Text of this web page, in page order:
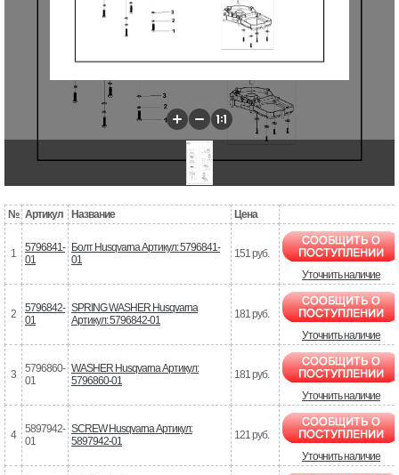
№ Артикул Название Цена
1
5796841-
01
Болт Husqvarna Артикул: 5796841-
01
151 руб.
Уточнить наличие
2
5796842-
01
SPRING WASHER Husqvarna
Артикул: 5796842-01
181 руб.
Уточнить наличие
3
5796860-
01
WASHER Husqvarna Артикул:
5796860-01
181 руб.
Уточнить наличие
4
5897942-
01
SCREW Husqvarna Артикул:
5897942-01
121 руб.
Уточнить наличие